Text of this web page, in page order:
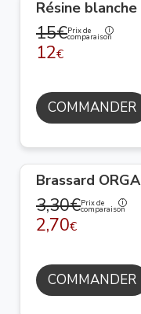
Résine
15€Prix de
comparaison
12€
COMMANDER
Brassard
3,30€Prix de
comparaison
2,70€
COMMANDER